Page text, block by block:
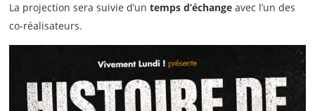
La projection sera suivie d’untemps d’échange avec l’un des
co-réalisateurs.